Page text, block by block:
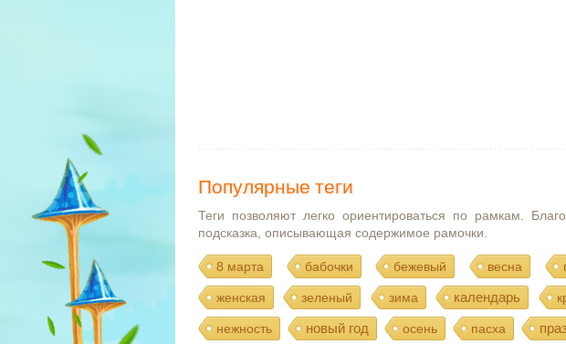
Популярные теги
Теги позволяют легко ориентироваться по рамкам.
подсказка, описывающая содержимое рамочки.
8 марта бабочки бежевый весна
женская зеленый зима календарь
нежность новый год осень пасха